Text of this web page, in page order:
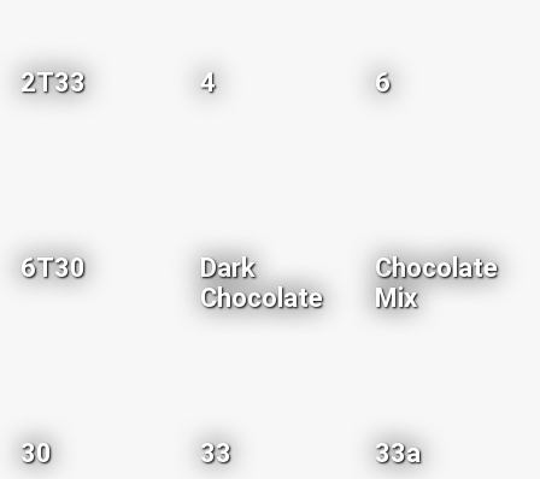
2T33 4 6
6T30
Dark
Chocolate
Chocolate
Mix
30 33 33a